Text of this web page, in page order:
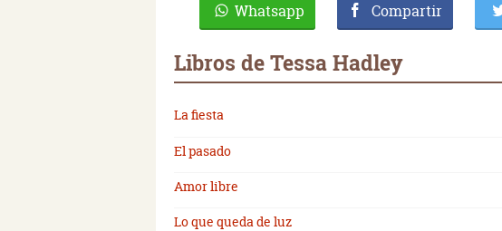
Whatsapp Compartir
Libros de Tessa Hadley
La fiesta
El pasado
Amor libre
Lo que queda de luz